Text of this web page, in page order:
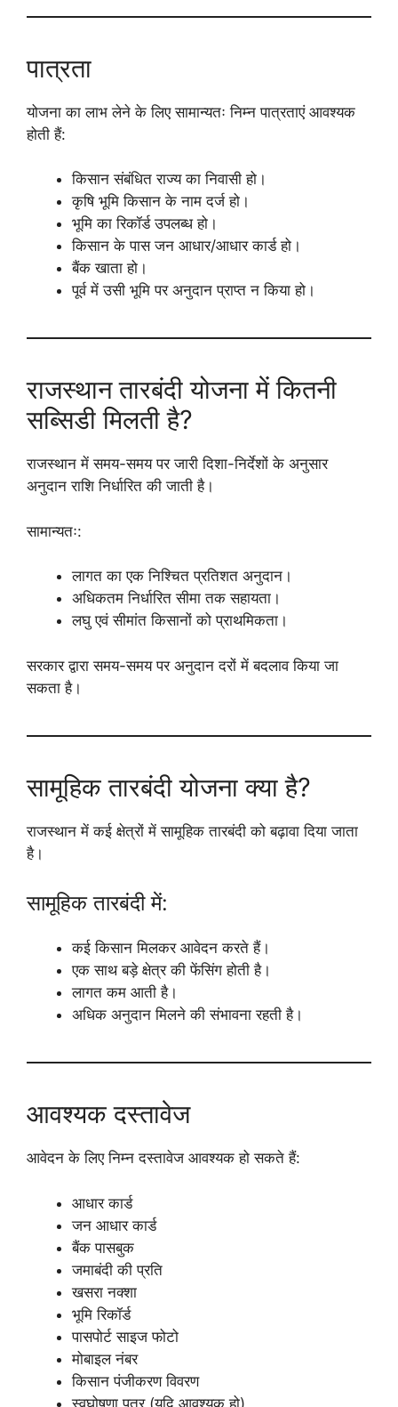
पात्रता
योजना का लाभ लेने के लिए सामान्यतः निम्न पात्रताएं आवश्यक
होती हैं:
किसान संबंधित राज्य का निवासी हो।
कृषि भूमि किसान के नाम दर्ज हो।
भूमि का रिकॉर्ड उपलब्ध हो।
किसान के पास जन आधार/आधार कार्ड हो।
बैंक खाता हो।
पूर्व में उसी भूमि पर अनुदान प्राप्त न किया हो।
राजस्थान तारबंदी योजना में कितनी
सब्सिडी मिलती है?
राजस्थान में समय-समय पर जारी दिशा-निर्देशों के अनुसार
अनुदान राशि निर्धारित की जाती है।
सामान्यतः:
लागत का एक निश्चित प्रतिशत अनुदान।
अधिकतम निर्धारित सीमा तक सहायता।
लघु एवं सीमांत किसानों को प्राथमिकता।
सरकार द्वारा समय-समय पर अनुदान दरों में बदलाव किया जा
सकता है।
सामूहिक तारबंदी योजना क्या है?
राजस्थान में कई क्षेत्रों में सामूहिक तारबंदी को बढ़ावा दिया जाता
है।
सामूहिक तारबंदी में:
कई किसान मिलकर आवेदन करते हैं।
एक साथ बड़े क्षेत्र की फेंसिंग होती है।
लागत कम आती है।
अधिक अनुदान मिलने की संभावना रहती है।
आवश्यक दस्तावेज
आवेदन के लिए निम्न दस्तावेज आवश्यक हो सकते हैं:
आधार कार्ड
जन आधार कार्ड
बैंक पासबुक
जमाबंदी की प्रति
खसरा नक्शा
भूमि रिकॉर्ड
पासपोर्ट साइज फोटो
मोबाइल नंबर
किसान पंजीकरण विवरण
स्वघोषणा पत्र (यदि आवश्यक हो)